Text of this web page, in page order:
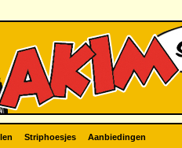
Striphoesjes Aanbiedingen